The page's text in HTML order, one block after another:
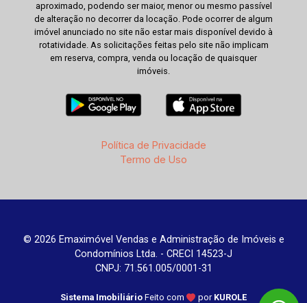
aproximado, podendo ser maior, menor ou mesmo passível
de alteração no decorrer da locação. Pode ocorrer de algum
imóvel anunciado no site não estar mais disponível devido à
rotatividade. As solicitações feitas pelo site não implicam
em reserva, compra, venda ou locação de quaisquer
imóveis.
Política de Privacidade
Termo de Uso
© 2026 Emaximóvel Vendas e Administração de Imóveis e
Condomínios Ltda. - CRECI 14523-J
CNPJ: 71.561.005/0001-31
Sistema Imobiliário Feito com por KUROLE